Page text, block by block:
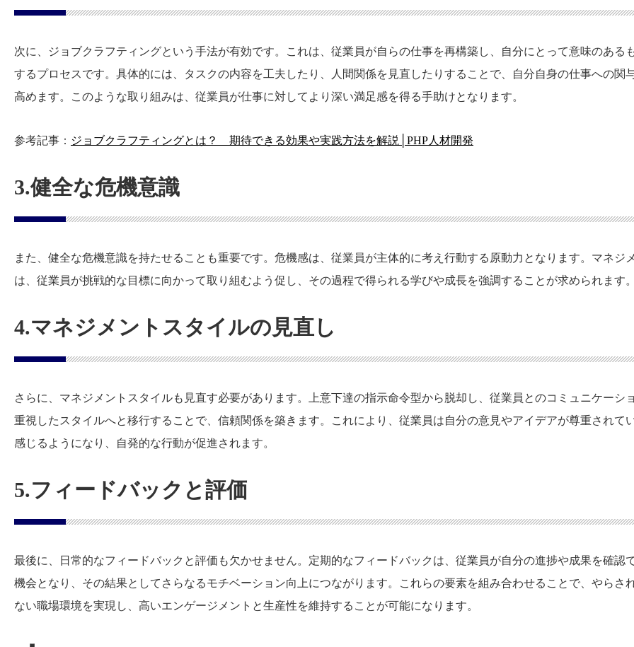
次に、ジョブクラフティングという手法が有効です。これは、従業員が自らの仕事を再構築し、自分にとって意味のある
するプロセスです。具体的には、タスクの内容を工夫したり、人間関係を見直したりすることで、自分自身の仕事への関
高めます。このような取り組みは、従業員が仕事に対してより深い満足感を得る手助けとなります。
参考記事： ジョブクラフティングとは？ 期待できる効果や実践方法を解説│PHP人材開発
3.健全な危機意識
また、健全な危機意識を持たせることも重要です。危機感は、従業員が主体的に考え行動する原動力となります。マネジ
は、従業員が挑戦的な目標に向かって取り組むよう促し、その過程で得られる学びや成長を強調することが求められます。
4.マネジメントスタイルの見直し
さらに、マネジメントスタイルも見直す必要があります。上意下達の指示命令型から脱却し、従業員とのコミュニケーシ
重視したスタイルへと移行することで、信頼関係を築きます。これにより、従業員は自分の意見やアイデアが尊重されて
感じるようになり、自発的な行動が促進されます。
5.フィードバックと評価
最後に、日常的なフィードバックと評価も欠かせません。定期的なフィードバックは、従業員が自分の進捗や成果を確認
機会となり、その結果としてさらなるモチベーション向上につながります。これらの要素を組み合わせることで、やらさ
ない職場環境を実現し、高いエンゲージメントと生産性を維持することが可能になります。